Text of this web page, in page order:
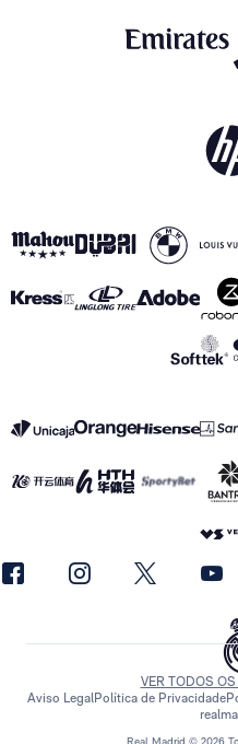
Real Madrid © 2026
VER TODOS
Aviso LegalPolítica de Privacidade